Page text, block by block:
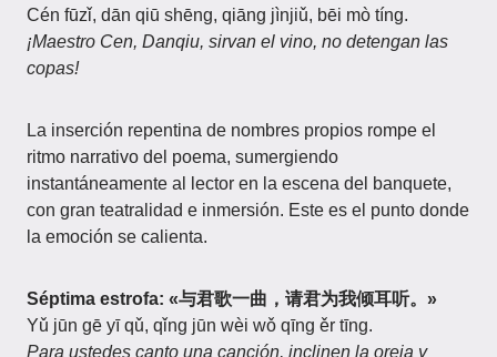
Cén fūzǐ, dān qiū shēng, qiāng jìnjiǔ, bēi mò tíng.
¡Maestro Cen, Danqiu, sirvan el vino, no detengan las
copas!
La inserción repentina de nombres propios rompe el
ritmo narrativo del poema, sumergiendo
instantáneamente al lector en la escena del banquete,
con gran teatralidad e inmersión. Este es el punto donde
la emoción se calienta.
Séptima estrofa: «与君歌一曲，请君为我倾耳听。»
Yǔ jūn gē yī qǔ, qǐng jūn wèi wǒ qīng ěr tīng.
Para ustedes canto una canción, inclinen la oreja y